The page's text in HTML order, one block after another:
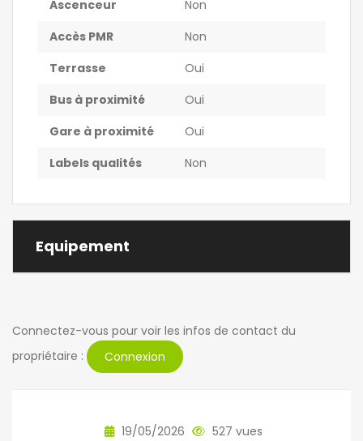
Ascenceur
Non
Accès PMR
Non
Terrasse
Oui
Bus à proximité
Oui
Gare à proximité
Oui
Labels qualités
Non
Equipement
Connectez-vous pour voir les infos de contact du
propriétaire :
Connexion
19/05/2026 527 vues